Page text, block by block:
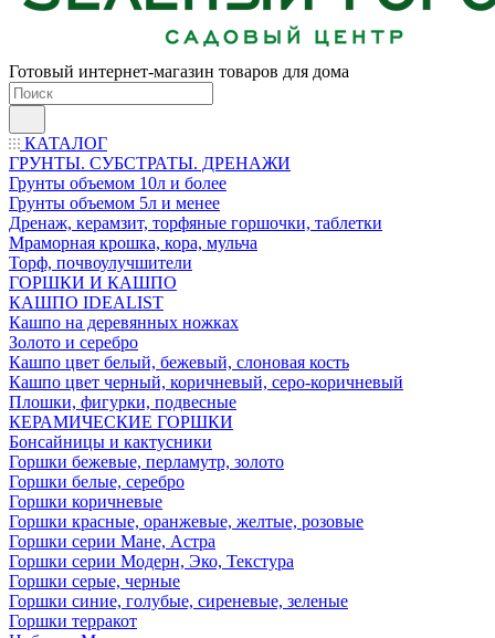
Готовый интернет-магазин товаров для дома
КАТАЛОГ
ГРУНТЫ. СУБСТРАТЫ. ДРЕНАЖИ
Грунты объемом 10л и более
Грунты объемом 5л и менее
Дренаж, керамзит, торфяные горшочки, таблетки
Мраморная крошка, кора, мульча
Торф, почвоулучшители
ГОРШКИ И КАШПО
КАШПО IDEALIST
Кашпо на деревянных ножках
Золото и серебро
Кашпо цвет белый, бежевый, слоновая кость
Кашпо цвет черный, коричневый, серо-коричневый
Плошки, фигурки, подвесные
КЕРАМИЧЕСКИЕ ГОРШКИ
Бонсайницы и кактусники
Горшки бежевые, перламутр, золото
Горшки белые, серебро
Горшки коричневые
Горшки красные, оранжевые, желтые, розовые
Горшки серии Мане, Астра
Горшки серии Модерн, Эко, Текстура
Горшки серые, черные
Горшки синие, голубые, сиреневые, зеленые
Горшки терракот